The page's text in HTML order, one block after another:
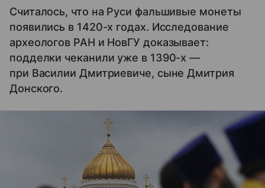
Считалось, что на Руси фальшивые монеты
появились в 1420-х годах. Исследование
археологов РАН и НовГУ доказывает:
подделки чеканили уже в 1390-х —
при Василии Дмитриевиче, сыне Дмитрия
Донского.